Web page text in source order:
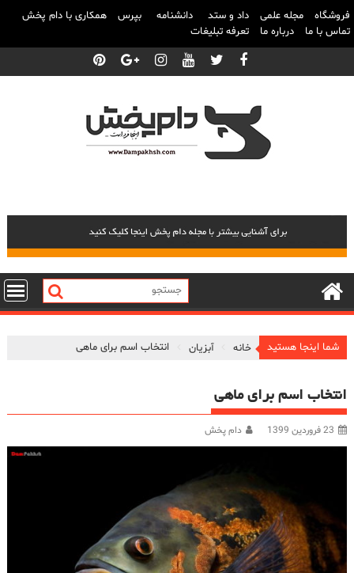
فروشگاه مجله علمی داد و ستد دانشنامه بپرس
همکاری با دام پخش
تماس با ما
درباره ما
تعرفه تبلیغات
شما اینجا هستید خانه آبزیان انتخاب اسم برای ماهی
انتخاب اسم برای ماهی
23 فروردین 1399 دام پخش